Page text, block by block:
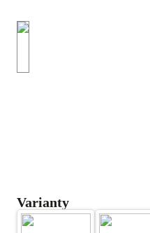
Varianty